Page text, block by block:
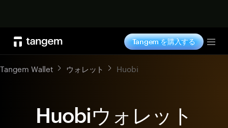
Tangem を購入する
Tangem Wallet ウォレット Huobi
Huobiウォレット